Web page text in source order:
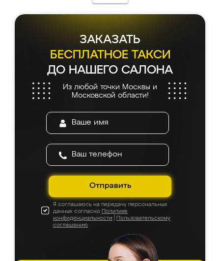
ЗАКАЗАТЬ
БЕСПЛАТНОЕ ТАКСИ
ДО НАШЕГО САЛОНА
Из любой точки Москвы и
Московской области!
Отправить
Я соглашаюсь на передачу персональных
данных согласно Политике
конфиденциальности
Пользовательскому
соглашению